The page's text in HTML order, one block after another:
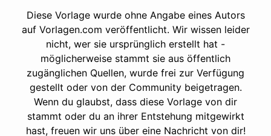
Diese Vorlage wurde ohne Angabe eines Autors
auf Vorlagen.com veröffentlicht. Wir wissen leider
nicht, wer sie ursprünglich erstellt hat -
möglicherweise stammt sie aus öffentlich
zugänglichen Quellen, wurde frei zur Verfügung
gestellt oder von der Community beigetragen.
Wenn du glaubst, dass diese Vorlage von dir
stammt oder du an ihrer Entstehung mitgewirkt
hast, freuen wir uns über eine Nachricht von dir!